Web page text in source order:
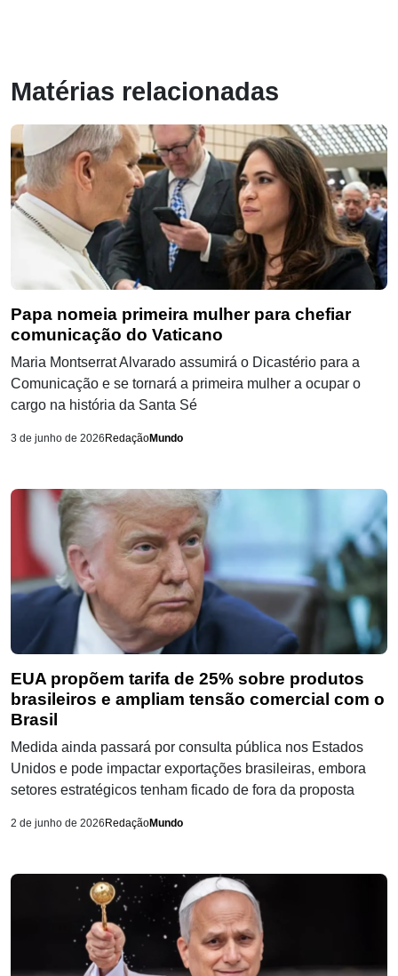
Matérias relacionadas
Papa nomeia primeira mulher para chefiar
comunicação do Vaticano
Maria Montserrat Alvarado assumirá o Dicastério para a
Comunicação e se tornará a primeira mulher a ocupar o
cargo na história da Santa Sé
3 de junho de 2026 RedaçãoMundo
EUA propõem tarifa de 25% sobre produtos
brasileiros e ampliam tensão comercial com o
Brasil
Medida ainda passará por consulta pública nos Estados
Unidos e pode impactar exportações brasileiras, embora
setores estratégicos tenham ficado de fora da proposta
2 de junho de 2026 RedaçãoMundo